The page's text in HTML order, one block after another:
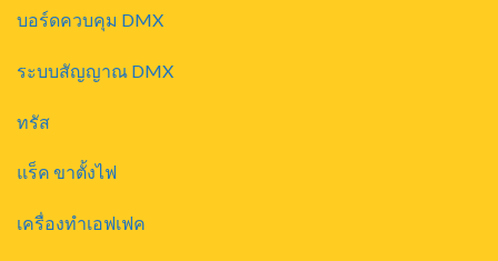
บอร์ดควบคุม DMX
ระบบสัญญาณ DMX
ทรัส
แร็ค ขาตั้งไฟ
เครื่องทำเอฟเฟค